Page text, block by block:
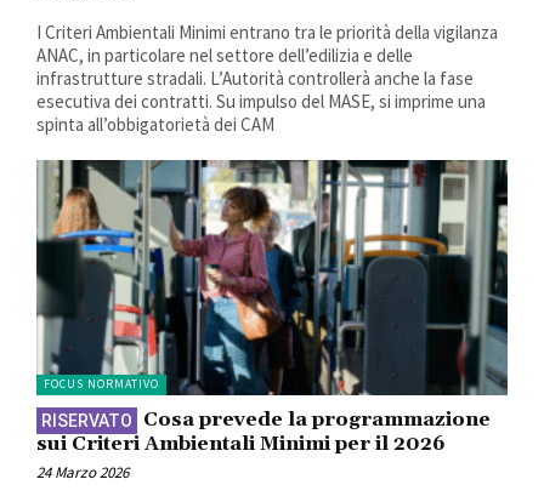
I Criteri Ambientali Minimi entrano tra le priorità della vigilanza
ANAC, in particolare nel settore dell’edilizia e delle
infrastrutture stradali. L’Autorità controllerà anche la fase
esecutiva dei contratti. Su impulso del MASE, si imprime una
spinta all’obbigatorietà dei CAM
FOCUS NORMATIVO
Cosa prevede la programmazione
sui Criteri Ambientali Minimi per il 2026
24 Marzo 2026